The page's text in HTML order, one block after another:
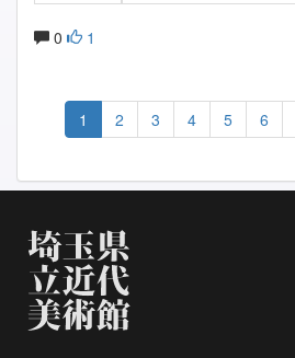
0 1
1 2 3 4 5 6